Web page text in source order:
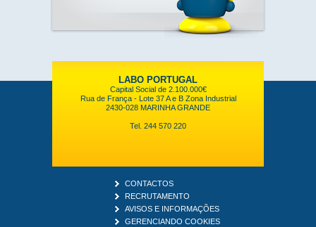
LABO PORTUGAL
Capital Social de 2.100.000€
Rua de França - Lote 37 A e B Zona Industrial
2430-028 MARINHA GRANDE
Tel. 244 570 220
CONTACTOS
RECRUTAMENTO
AVISOS E INFORMAÇÕES
GERENCIANDO COOKIES